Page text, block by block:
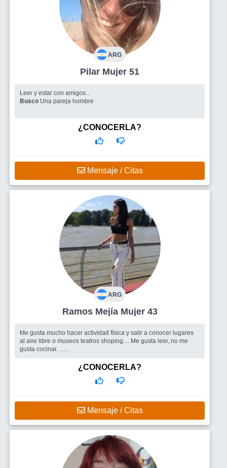
ARG
Pilar Mujer 51
Leer y estar con amigos...
Busco Una pareja hombre
¿CONOCERLA?
Mensaje / Citas
ARG
Ramos Mejía Mujer 43
Me gusta mucho hacer actividad física y salir a conocer lugares
al aire libre o museos teatros shoping.... Me gusta leer, no me
gusta cocinar. ...
¿CONOCERLA?
Mensaje / Citas